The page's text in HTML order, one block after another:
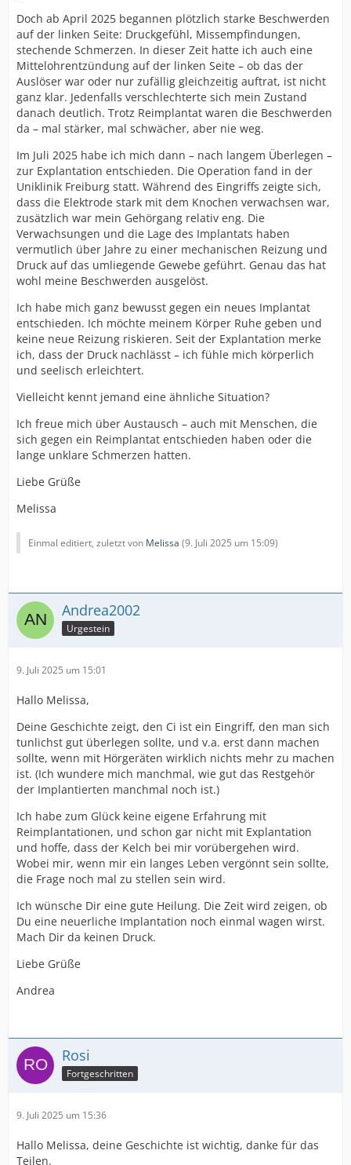
Doch ab April 2025 begannen plötzlich starke Beschwerden
auf der linken Seite: Druckgefühl, Missempfindungen,
stechende Schmerzen. In dieser Zeit hatte ich auch eine
Mittelohrentzündung auf der linken Seite – ob das der
Auslöser war oder nur zufällig gleichzeitig auftrat, ist nicht
ganz klar. Jedenfalls verschlechterte sich mein Zustand
danach deutlich. Trotz Reimplantat waren die Beschwerden
da – mal stärker, mal schwächer, aber nie weg.
Im Juli 2025 habe ich mich dann – nach langem Überlegen –
zur Explantation entschieden. Die Operation fand in der
Uniklinik Freiburg statt. Während des Eingriffs zeigte sich,
dass die Elektrode stark mit dem Knochen verwachsen war,
zusätzlich war mein Gehörgang relativ eng. Die
Verwachsungen und die Lage des Implantats haben
vermutlich über Jahre zu einer mechanischen Reizung und
Druck auf das umliegende Gewebe geführt. Genau das hat
wohl meine Beschwerden ausgelöst.
Ich habe mich ganz bewusst gegen ein neues Implantat
entschieden. Ich möchte meinem Körper Ruhe geben und
keine neue Reizung riskieren. Seit der Explantation merke
ich, dass der Druck nachlässt – ich fühle mich körperlich
und seelisch erleichtert.
Vielleicht kennt jemand eine ähnliche Situation?
Ich freue mich über Austausch – auch mit Menschen, die
sich gegen ein Reimplantat entschieden haben oder die
lange unklare Schmerzen hatten.
Liebe Grüße
Melissa
Einmal editiert, zuletzt von Melissa (9. Juli 2025 um 15:09)
Andrea2002
Urgestein
9. Juli 2025 um 15:01
Hallo Melissa,
Deine Geschichte zeigt, den Ci ist ein Eingriff, den man sich
tunlichst gut überlegen sollte, und v.a. erst dann machen
sollte, wenn mit Hörgeräten wirklich nichts mehr zu machen
ist. (Ich wundere mich manchmal, wie gut das Restgehör
der Implantierten manchmal noch ist.)
Ich habe zum Glück keine eigene Erfahrung mit
Reimplantationen, und schon gar nicht mit Explantation
und hoffe, dass der Kelch bei mir vorübergehen wird.
Wobei mir, wenn mir ein langes Leben vergönnt sein sollte,
die Frage noch mal zu stellen sein wird.
Ich wünsche Dir eine gute Heilung. Die Zeit wird zeigen, ob
Du eine neuerliche Implantation noch einmal wagen wirst.
Mach Dir da keinen Druck.
Liebe Grüße
Andrea
Rosi
Fortgeschritten
9. Juli 2025 um 15:36
Hallo Melissa, deine Geschichte ist wichtig, danke für das
Teilen.